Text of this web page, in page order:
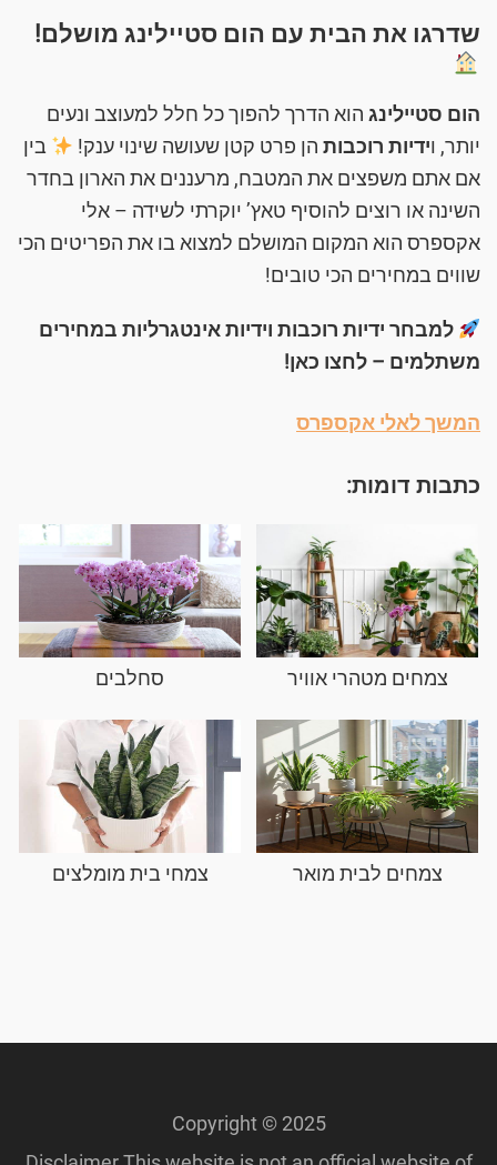
שדרגו את הבית עם הום סטיילינג מושלם!
הום סטיילינג הוא הדרך להפוך כל חלל למעוצב ונעים
יותר, וידיות רוכבות הן פרט קטן שעושה שינוי ענק!
בין
אם אתם משפצים את המטבח, מרעננים את הארון בחדר
השינה או רוצים להוסיף טאץ’ יוקרתי לשידה – אלי
אקספרס הוא המקום המושלם למצוא בו את הפריטים הכי
שווים במחירים הכי טובים!
למבחר ידיות רוכבות וידיות אינטגרליות במחירים
משתלמים – לחצו כאן!
המשך לאלי אקספרס
כתבות דומות:
צמחים מטהרי אוויר סחלבים
צמחים לבית מואר צמחי בית מומלצים
Copyright © 2025